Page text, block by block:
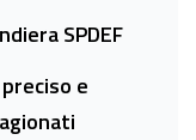
SPDEF
e